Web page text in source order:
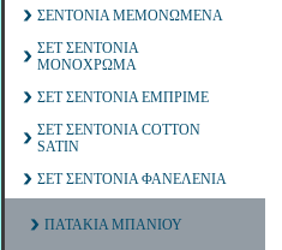
ΣΕΝΤΟΝΙΑ ΜΕΜΟΝΩΜΕΝΑ
ΣΕΤ ΣΕΝΤΟΝΙΑ
ΜΟΝΟΧΡΩΜΑ
ΣΕΤ ΣΕΝΤΟΝΙΑ ΕΜΠΡΙΜΕ
ΣΕΤ ΣΕΝΤΟΝΙΑ COTTON
SATIN
ΣΕΤ ΣΕΝΤΟΝΙΑ ΦΑΝΕΛΕΝΙΑ
ΠΑΤΑΚΙΑ ΜΠΑΝΙΟΥ